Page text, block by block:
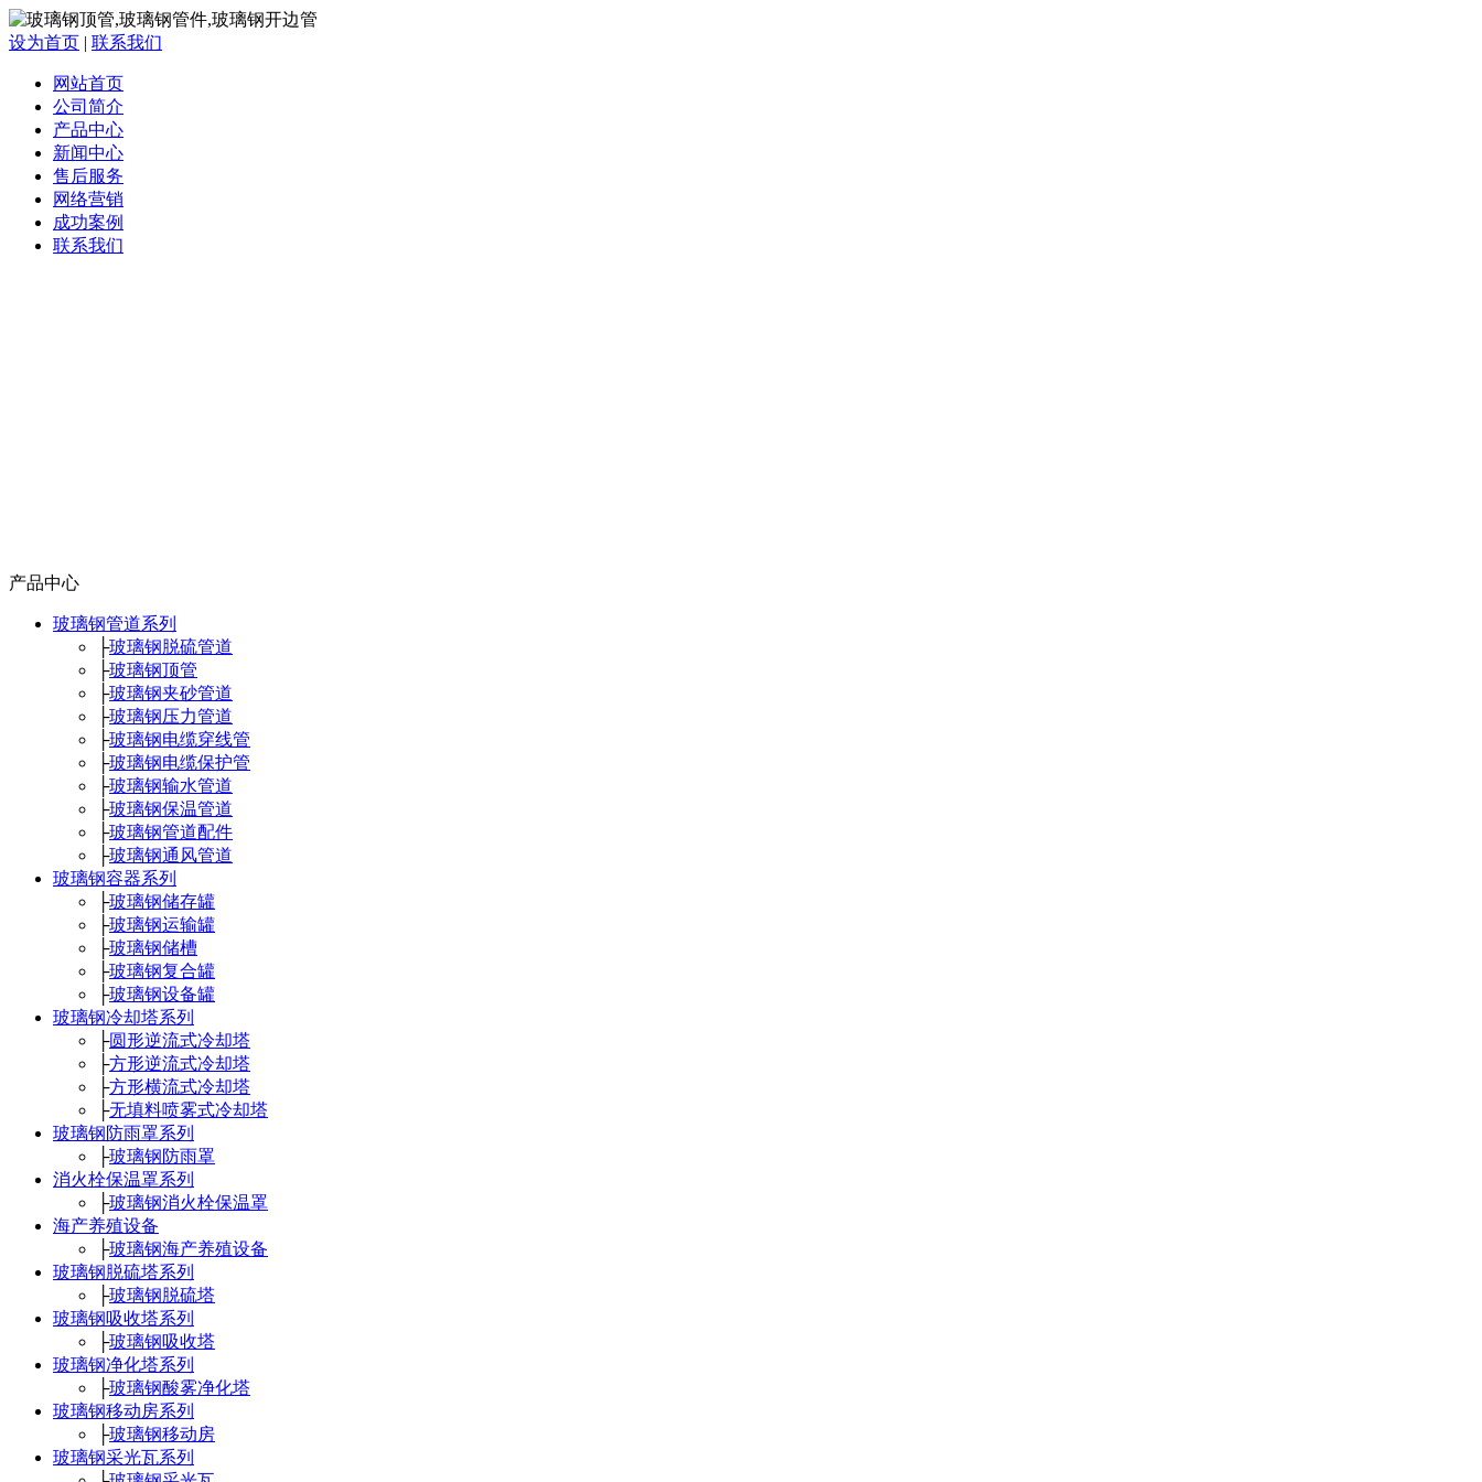
设为首页 | 联系我们
网站首页
公司简介
产品中心
新闻中心
售后服务
网络营销
成功案例
联系我们
产品中心
玻璃钢管道系列
├玻璃钢脱硫管道
├玻璃钢顶管
├玻璃钢夹砂管道
├玻璃钢压力管道
├玻璃钢电缆穿线管
├玻璃钢电缆保护管
├玻璃钢输水管道
├玻璃钢保温管道
├玻璃钢管道配件
├玻璃钢通风管道
玻璃钢容器系列
├玻璃钢储存罐
├玻璃钢运输罐
├玻璃钢储槽
├玻璃钢复合罐
├玻璃钢设备罐
玻璃钢冷却塔系列
├圆形逆流式冷却塔
├方形逆流式冷却塔
├方形横流式冷却塔
├无填料喷雾式冷却塔
玻璃钢防雨罩系列
├玻璃钢防雨罩
消火栓保温罩系列
├玻璃钢消火栓保温罩
海产养殖设备
├玻璃钢海产养殖设备
玻璃钢脱硫塔系列
├玻璃钢脱硫塔
玻璃钢吸收塔系列
├玻璃钢吸收塔
玻璃钢净化塔系列
├玻璃钢酸雾净化塔
玻璃钢移动房系列
├玻璃钢移动房
玻璃钢采光瓦系列